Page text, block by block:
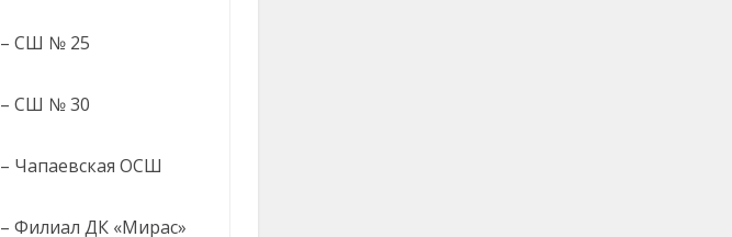
– СШ № 25
– СШ № 30
– Чапаевская ОСШ
– Филиал ДК «Мирас»